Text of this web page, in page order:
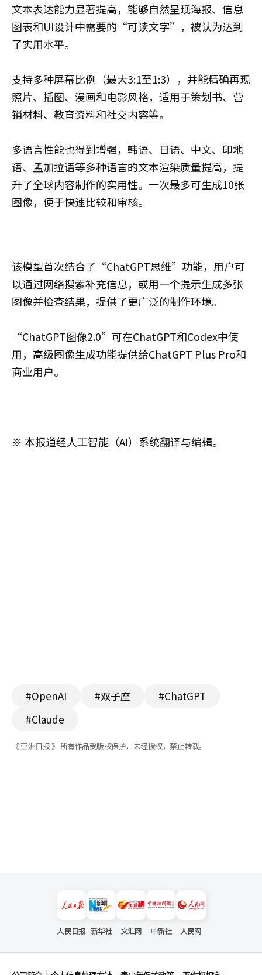
文本表达能力显著提高，能够自然呈现海报、信息
图表和UI设计中需要的“可读文字”，被认为达到
了实用水平。
支持多种屏幕比例（最大3:1至1:3），并能精确再现
照片、插图、漫画和电影风格，适用于策划书、营
销材料、教育资料和社交内容等。
多语言性能也得到增强，韩语、日语、中文、印地
语、孟加拉语等多种语言的文本渲染质量提高，提
升了全球内容制作的实用性。一次最多可生成10张
图像，便于快速比较和审核。
该模型首次结合了“ChatGPT思维”功能，用户可
以通过网络搜索补充信息，或用一个提示生成多张
图像并检查结果，提供了更广泛的制作环境。
“ChatGPT图像2.0”可在ChatGPT和Codex中使
用，高级图像生成功能提供给ChatGPT Plus Pro和
商业用户。
※ 本报道经人工智能（AI）系统翻译与编辑。
#OpenAI #双子座
#ChatGPT
#Claude
《 亚洲日报 》 所有作品受版权保护，未经授权，禁止转载。
人民日报 新华社 文汇网 中新社 人民网